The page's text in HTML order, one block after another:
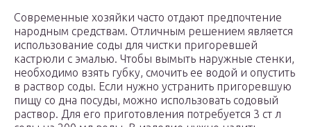
Современные хозяйки часто отдают предпочтение
народным средствам. Отличным решением является
использование соды для чистки пригоревшей
кастрюли с эмалью. Чтобы вымыть наружные стенки,
необходимо взять губку, смочить ее водой и опустить
в раствор соды. Если нужно устранить пригоревшую
пищу со дна посуды, можно использовать содовый
раствор. Для его приготовления потребуется 3 ст л